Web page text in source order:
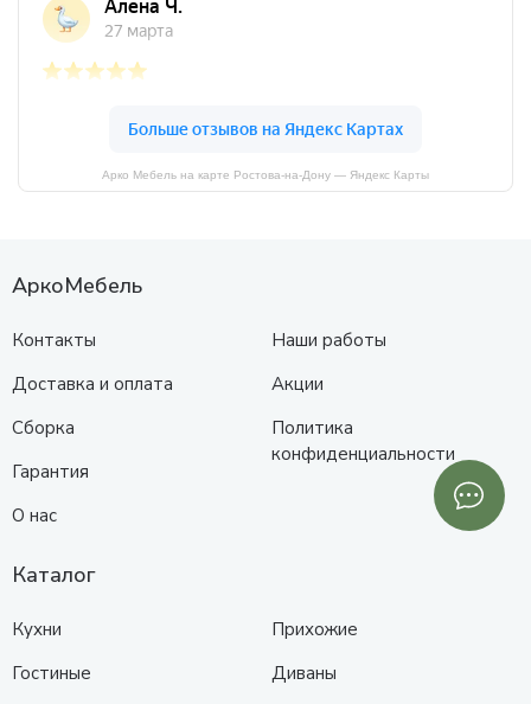
Арко Мебель на карте Ростова-на-Дону — Яндекс Карты
АркоМебель
Контакты
Доставка и оплата
Сборка
Гарантия
О нас
Наши работы
Акции
Политика
конфиденциальности
Каталог
Кухни
Гостиные
Прихожие
Диваны